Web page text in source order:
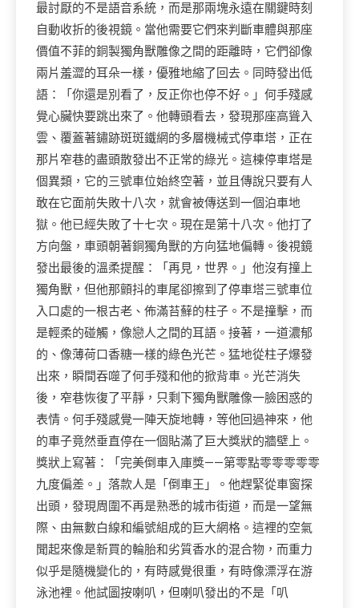
最討厭的不是語音系統，而是那兩塊永遠在關鍵時刻
自動收折的後視鏡。當他需要它們來判斷車體與那座
價值不菲的銅製獨角獸雕像之間的距離時，它們卻像
兩片羞澀的耳朵一樣，優雅地縮了回去。同時發出低
語：「你還是別看了，反正你也停不好。」何手殘感
覺心臟快要跳出來了。他轉頭看去，發現那座高聳入
雲、覆蓋著鏽跡斑斑鐵網的多層機械式停車塔，正在
那片窄巷的盡頭散發出不正常的綠光。這棟停車塔是
個異類，它的三號車位始終空著，並且傳說只要有人
敢在它面前失敗十八次，就會被傳送到一個泊車地
獄。他已經失敗了十七次。現在是第十八次。他打了
方向盤，車頭朝著銅獨角獸的方向猛地偏轉。後視鏡
發出最後的溫柔提醒：「再見，世界。」他沒有撞上
獨角獸，但他那顫抖的車尾卻擦到了停車塔三號車位
入口處的一根古老、佈滿苔蘚的柱子。不是撞擊，而
是輕柔的碰觸，像戀人之間的耳語。接著，一道濃郁
的、像薄荷口香糖一樣的綠色光芒。猛地從柱子爆發
出來，瞬間吞噬了何手殘和他的掀背車。光芒消失
後，窄巷恢復了平靜，只剩下獨角獸雕像一臉困惑的
表情。何手殘感覺一陣天旋地轉，等他回過神來，他
的車子竟然垂直停在一個貼滿了巨大獎狀的牆壁上。
獎狀上寫著：「完美倒車入庫獎——第零點零零零零零
九度偏差。」落款人是「倒車王」。他趕緊從車窗探
出頭，發現周圍不再是熟悉的城市街道，而是一望無
際、由無數白線和編號組成的巨大網格。這裡的空氣
聞起來像是新買的輪胎和劣質香水的混合物，而重力
似乎是隨機變化的，有時感覺很重，有時像漂浮在游
泳池裡。他試圖按喇叭，但喇叭發出的不是「叭